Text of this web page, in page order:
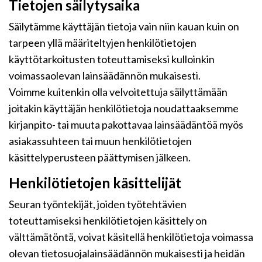
Tietojen säilytysaika
Säilytämme käyttäjän tietoja vain niin kauan kuin on
tarpeen yllä määriteltyjen henkilötietojen
käyttötarkoitusten toteuttamiseksi kulloinkin
voimassaolevan lainsäädännön mukaisesti.
Voimme kuitenkin olla velvoitettuja säilyttämään
joitakin käyttäjän henkilötietoja noudattaaksemme
kirjanpito- tai muuta pakottavaa lainsäädäntöä myös
asiakassuhteen tai muun henkilötietojen
käsittelyperusteen päättymisen jälkeen.
Henkilötietojen käsittelijät
Seuran työntekijät, joiden työtehtävien
toteuttamiseksi henkilötietojen käsittely on
välttämätöntä, voivat käsitellä henkilötietoja voimassa
olevan tietosuojalainsäädännön mukaisesti ja heidän